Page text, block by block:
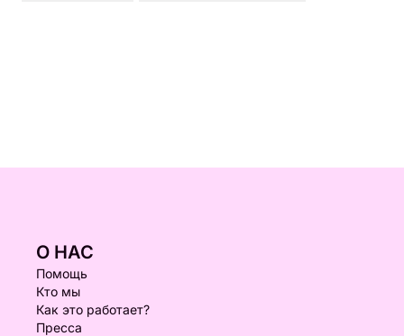
О НАС
Помощь
Кто мы
Как это работает?
Пресса